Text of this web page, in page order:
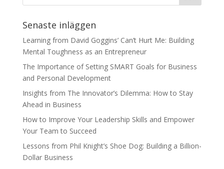
Senaste inläggen
Learning from David Goggins’ Can’t Hurt Me: Building
Mental Toughness as an Entrepreneur
The Importance of Setting SMART Goals for Business
and Personal Development
Insights from The Innovator’s Dilemma: How to Stay
Ahead in Business
How to Improve Your Leadership Skills and Empower
Your Team to Succeed
Lessons from Phil Knight’s Shoe Dog: Building a Billion-
Dollar Business